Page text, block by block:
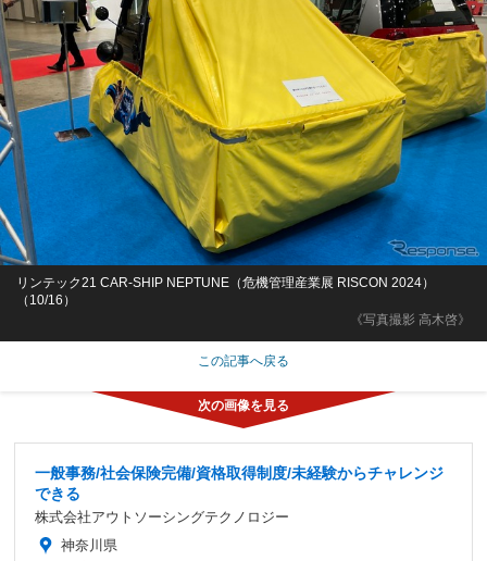
《写真撮影 高木啓》
リンテック21 CAR-SHIP NEPTUNE（危機管理産業展 RISCON 2024）
（10/16）
この記事へ戻る
一般事務/社会保険完備/資格取得制度/未経験からチャレンジ
できる
株式会社アウトソーシングテクノロジー
神奈川県